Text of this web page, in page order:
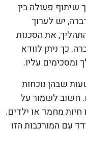
פעולה בין
יש לערוך
את הסכנות
כך ניתן לוודא
עליו.
שבהן נוכחות
חשוב לשמור על
מחמד או ילדים.
עם המורכבות הזו